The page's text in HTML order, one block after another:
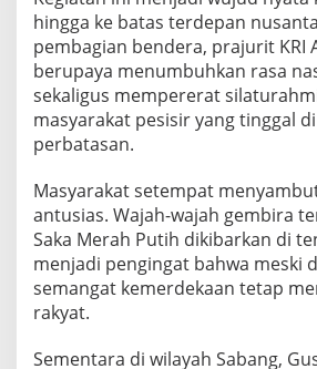
hingga ke batas terdepan
pembagian bendera, prajurit KRI
berupaya menumbuhkan rasa
sekaligus mempererat
masyarakat pesisir yang tinggal
perbatasan.
Masyarakat setempat
antusias. Wajah-wajah gembira
Saka Merah Putih dikibarkan di
menjadi pengingat bahwa meski
semangat kemerdekaan tetap
rakyat.
Sementara di wilayah Sabang,